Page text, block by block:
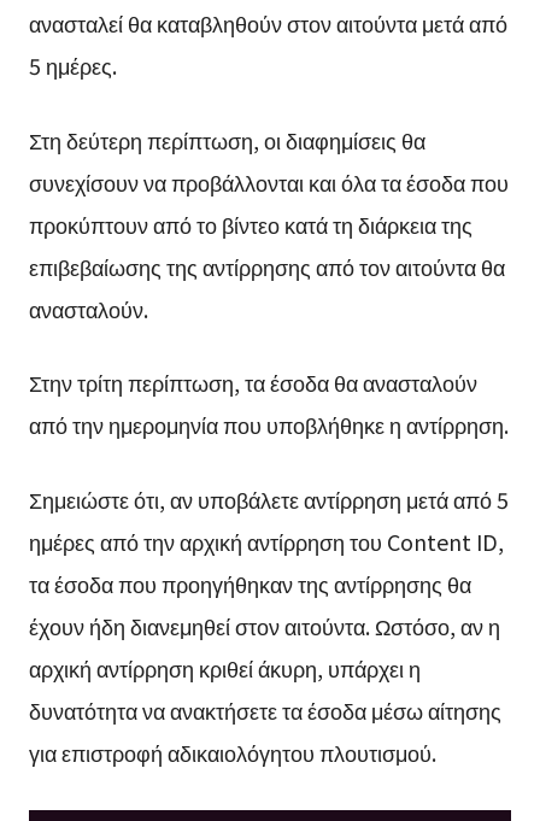
ανασταλεί θα καταβληθούν στον αιτούντα μετά από
5 ημέρες.
Στη δεύτερη περίπτωση, οι διαφημίσεις θα
συνεχίσουν να προβάλλονται και όλα τα έσοδα που
προκύπτουν από το βίντεο κατά τη διάρκεια της
επιβεβαίωσης της αντίρρησης από τον αιτούντα θα
ανασταλούν.
Στην τρίτη περίπτωση, τα έσοδα θα ανασταλούν
από την ημερομηνία που υποβλήθηκε η αντίρρηση.
Σημειώστε ότι, αν υποβάλετε αντίρρηση μετά από 5
ημέρες από την αρχική αντίρρηση του Content ID,
τα έσοδα που προηγήθηκαν της αντίρρησης θα
έχουν ήδη διανεμηθεί στον αιτούντα. Ωστόσο, αν η
αρχική αντίρρηση κριθεί άκυρη, υπάρχει η
δυνατότητα να ανακτήσετε τα έσοδα μέσω αίτησης
για επιστροφή αδικαιολόγητου πλουτισμού.